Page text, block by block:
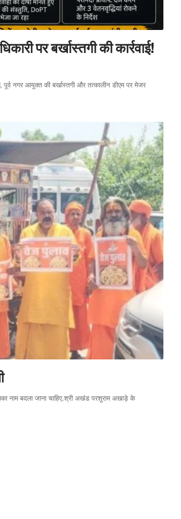
पर बर्खास्तगी की कार्रवाई!
पूर्व नगर आयुक्त की बर्खास्तगी और तत्कालीन डीएम पर मेजर
नाम बदला जाना चाहिए.श्री अखंड परशुराम अखाड़े के